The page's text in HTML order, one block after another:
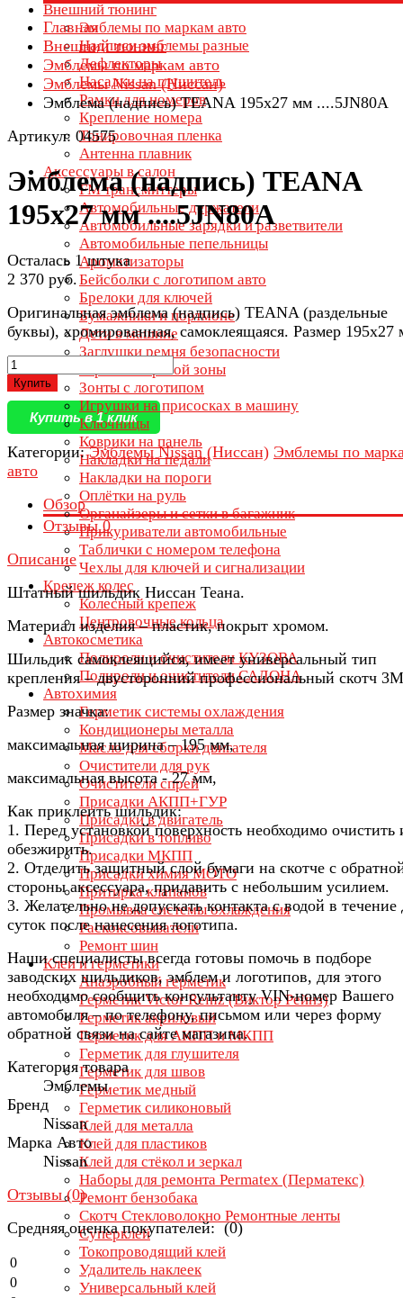
Внешний тюнинг
Эмблемы по маркам авто
Надписи эмблемы разные
Дефлекторы
Насадки на глушитель
Рамки для номеров
Крепление номера
Тонировочная пленка
Антенна плавник
Аксессуары в салон
FM трансмиттеры
Автомобильные держатели
Автомобильные зарядки и разветвители
Автомобильные пепельницы
Ароматизаторы
Бейсболки с логотипом авто
Брелоки для ключей
Бумажники и портмоне
Дети в машине
Заглушки ремня безопасности
Зеркала мертвой зоны
Зонты с логотипом
Игрушки на присосках в машину
Ключницы
Коврики на панель
Накладки на педали
Накладки на пороги
Оплётки на руль
Органайзеры и сетки в багажник
Прикуриватели автомобильные
Таблички с номером телефона
Чехлы для ключей и сигнализации
Крепеж колес
Колесный крепеж
Центровочные кольца
Автокосметика
Полироли и очистители КУЗОВА
Полироли и очистители САЛОНА
Автохимия
Герметик системы охлаждения
Кондиционеры металла
Масло для сборки двигателя
Очистители для рук
Очистители спрей
Присадки АКПП+ГУР
Присадки в двигатель
Присадки в топливо
Присадки МКПП
Присадки химия МОТО
Притирка клапанов
Промывка системы охлаждения
Раскоксовыватели
Ремонт шин
Клеи и герметики
Анаэробный герметик
Герметик Victor Reinz (Виктор Рейнз)
Герметик акриловый
Герметик для АКПП и МКПП
Герметик для глушителя
Герметик для швов
Герметик медный
Герметик силиконовый
Клей для металла
Клей для пластиков
Клей для стёкол и зеркал
Наборы для ремонта Permatex (Перматекс)
Ремонт бензобака
Скотч Стекловолокно Ремонтные ленты
Суперклей
Токопроводящий клей
Удалитель наклеек
Универсальный клей
Главная
Внешний тюнинг
Эмблемы по маркам авто
Эмблемы Nissan (Ниссан)
Эмблема (надпись) TEANA 195х27 мм ....5JN80A
Артикул: 04575
Эмблема (надпись) TEANA
195х27 мм ....5JN80A
Осталась 1 штука
2 370 руб.
Оригинальная эмблема (надпись) TEANA (раздельные
буквы), хромированная, самоклеящаяся. Размер 195х27
Купить
Купить в 1 клик
Категории:Эмблемы Nissan (Ниссан) Эмблемы по
авто
Обзор
Отзывы0
Описание
Штатный шильдик Ниссан Теана.
Материал изделия – пластик, покрыт хромом.
Шильдик самоклеящийся, имеет универсальный тип
крепления – двусторонний профессиональный скотч
Размер значка:
максимальная ширина – 195 мм,
максимальная высота - 27 мм,
Как приклеить шильдик:
1. Перед установкой поверхность необходимо очистить
обезжирить.
2. Отделить защитный слой бумаги на скотче с
стороны аксессуара, придавить с небольшим усилием.
3. Желательно не допускать контакта с водой в течение
суток после нанесения логотипа.
Наши специалисты всегда готовы помочь в подборе
заводских шильдиков, эмблем и логотипов, для этого
необходимо сообщить консультанту VIN-номер Вашего
автомобиля – по телефону, письмом или через форму
обратной связи на сайте магазина.
Категория товара
Эмблемы
Бренд
Nissan
Марка Авто
Nissan
Отзывы (0)
Средняя оценка покупателей: (0)
0
0